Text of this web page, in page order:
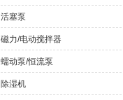
活塞泵
磁力/电动搅拌器
蠕动泵/恒流泵
除湿机